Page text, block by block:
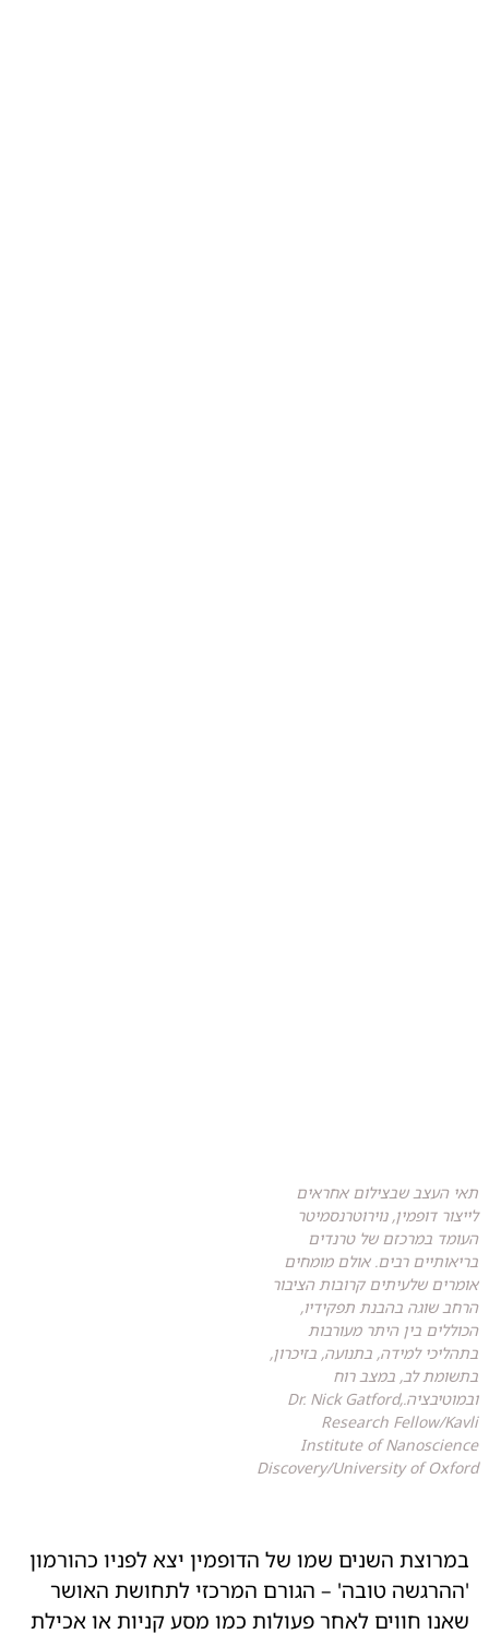
תאי העצב שבצילום אחראים
לייצור דופמין, נוירוטרנסמיטר
העומד במרכזם של טרנדים
בריאותיים רבים. אולם מומחים
אומרים שלעיתים קרובות הציבור
הרחב שוגה בהבנת תפקידיו,
הכוללים בין היתר מעורבות
בתהליכי למידה, בתנועה, בזיכרון,
בתשומת לב, במצב רוח
ובמוטיבציה.Dr. Nick Gatford,
Research Fellow/Kavli
Institute of Nanoscience
Discovery/University of Oxford
במרוצת השנים שמו של הדופמין יצא לפניו כהורמון
'ההרגשה טובה' – הגורם המרכזי לתחושת האושר
שאנו חווים לאחר פעולות כמו מסע קניות או אכילת